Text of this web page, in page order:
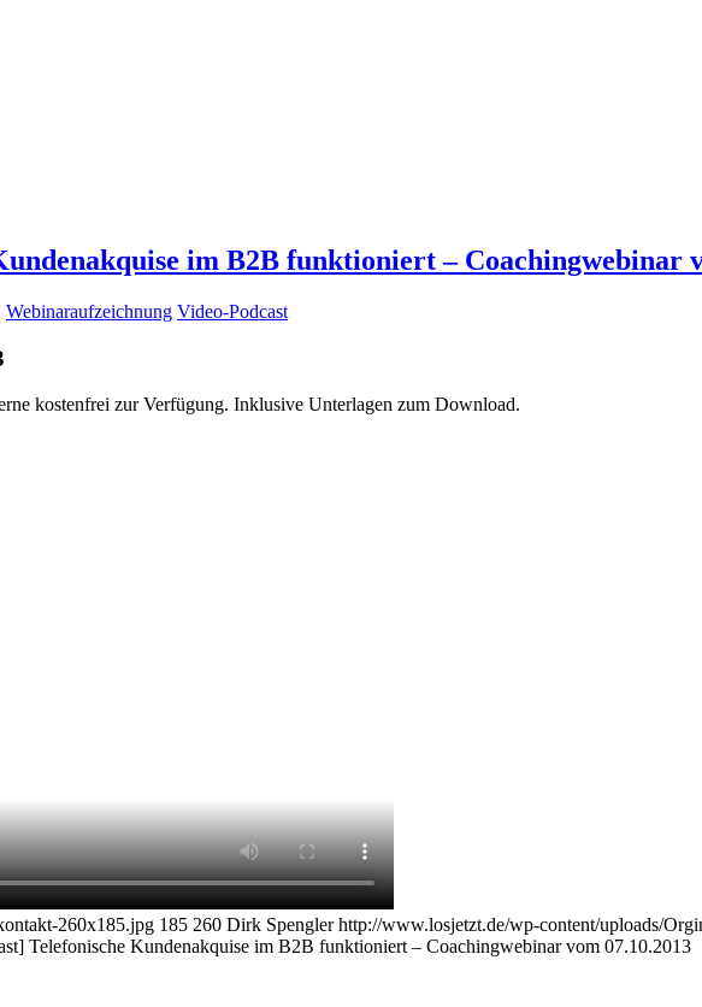
im B2B funktioniert – Coachingwebinar
Webinaraufzeichnung Video-Podcast
kostenfrei zur Verfügung. Inklusive Unterlagen zum Download.
260x185.jpg 185 260 Dirk Spengler http://www.losjetzt.de/wp-content/uploads/
Telefonische Kundenakquise im B2B funktioniert – Coachingwebinar vom 07.10.2013